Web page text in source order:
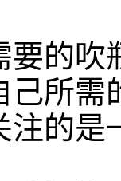
要的吹
己所需
注的